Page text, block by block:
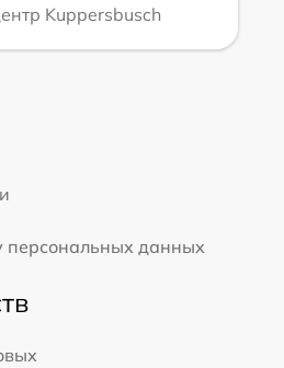
Kuppersbusch
персональных данных